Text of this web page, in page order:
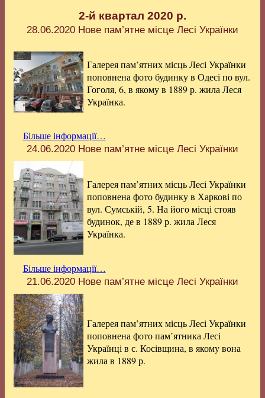
2-й квартал 2020 р.
28.06.2020 Нове пам’ятне місце Лесі Українки
Галерея пам’ятних місць Лесі Українки
поповнена фото будинку в Одесі по вул.
Гоголя, 6, в якому в 1889 р. жила Леся
Українка.
Більше інформації…
24.06.2020 Нове пам’ятне місце Лесі Українки
Галерея пам’ятних місць Лесі Українки
поповнена фото будинку в Харкові по
вул. Сумській, 5. На його місці стояв
будинок, де в 1889 р. жила Леся
Українка.
Більше інформації…
21.06.2020 Нове пам’ятне місце Лесі Українки
Галерея пам’ятних місць Лесі Українки
поповнена фото пам’ятника Лесі
Українці в с. Косівщина, в якому вона
жила в 1889 р.